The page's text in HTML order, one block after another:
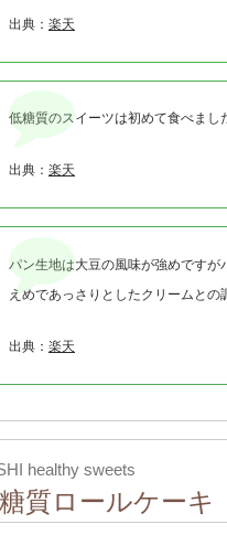
出典： 楽天
低糖質のスイーツは初めて食べまし
出典： 楽天
パン生地は大豆の風味が強めです
えめであっさりとしたクリームとの
出典： 楽天
healthy sweets
質ロールケーキ